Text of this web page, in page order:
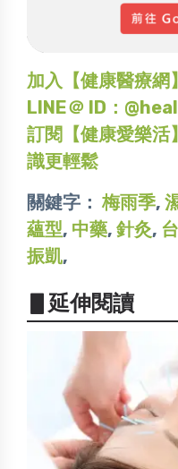
加入【健康醫療網
LINE＠ ID：
訂閱【健康愛樂活
識更輕鬆
關鍵字： 梅雨季,
蘊型, 中藥, 針灸,
振凱,
▋延伸閱讀